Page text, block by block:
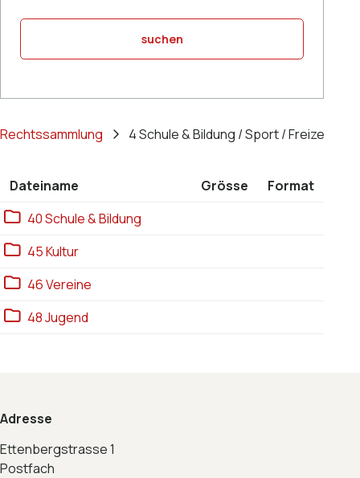
suchen
Rechtssammlung 4 Schule & Bildung / Sport / Freizeit /
Dateiname Grösse
Format
Ebene 1:40 Schule & Bildung
Ebene 1:45 Kultur
Ebene 1:46 Vereine
Ebene 1:48 Jugend
Adresse
Ettenbergstrasse 1
Postfach